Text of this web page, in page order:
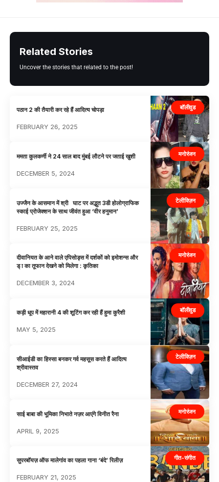
Related Stories
Uncover the stories that related to the post!
बॉलीवुड
पठान 2 की तैयारी कर रहे हैं आदित्य चोपड़ा
FEBRUARY 26, 2025
मनोरंजन
ममता कुलकर्णी ने 24 साल बाद मुंबई लौटने पर जताई खुशी
DECEMBER 5, 2024
टेलीविज़न
उज्जैन के आसमान में श्री घाट पर अद्भुत 3डी होलोग्राफिक
स्काई प्रोजेक्शन के साथ जीवंत हुआ ‘वीर हनुमान’
FEBRUARY 25, 2025
मनोरंजन
दीवानियत के आने वाले एपिसोड्स में दर्शकों को इमोशन्स और
ड् ा का तूफान देखने को मिलेगा : कृतिका
DECEMBER 3, 2024
बॉलीवुड
कड़ी धूप में महारानी 4 की शूटिंग कर रही हैं हुमा कुरैशी
MAY 5, 2025
टेलीविज़न
सीआईडी का हिस्सा बनकर गर्व महसूस करते हैं आदित्य
श्रीवास्तव
DECEMBER 27, 2024
मनोरंजन
साई बाबा की भूमिका निभाते नज़र आएंगे विनीत रैना
APRIL 9, 2025
गीत-संगीत
सुपरबॉयज़ ऑफ मालेगांव का पहला गाना ‘बंदे’ रिलीज़
FEBRUARY 21, 2025